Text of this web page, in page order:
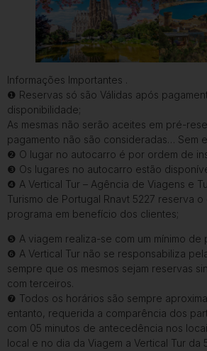
Informações Importantes .
❶ Reservas só são Válidas após
disponibilidade;
As mesmas não serão aceites em pré-
pagamento não são consideradas… Sem
❷ O lugar no autocarro é por ordem de
❸ Os lugares no autocarro estão
❹ A Vertical Tur – Agência de Viagens e
Turismo de Portugal Rnavt 5227 reserva
programa em benefício dos clientes;
❺ A viagem realiza-se com um mínimo de
❻ A Vertical Tur não se responsabiliza
sempre que os mesmos sejam reservas
com terceiros.
❼ Todos os horários são sempre
entanto, requerida a comparência dos
com 05 minutos de antecedência nos
local e no dia da Viagem a Vertical Tur da